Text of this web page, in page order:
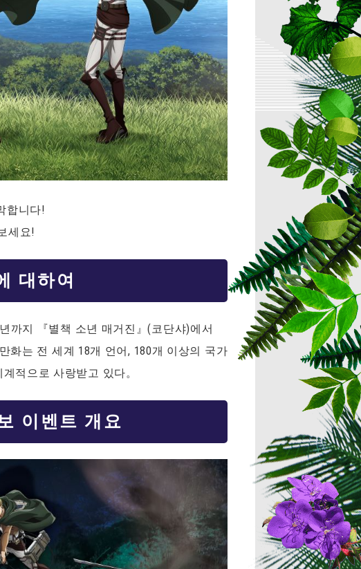
합니다!
세요!
대하여
까지 『별책 소년 매거진』(코단샤)에서
화는 전 세계 18개 언어, 180개 이상의 국가
적으로 사랑받고 있다。
이벤트 개요